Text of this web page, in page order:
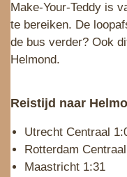
Make-Your-Teddy is
te bereiken. De
de bus verder? Ook
Helmond.
Reistijd naar
Utrecht Centraal
Rotterdam
Maastricht 1:31